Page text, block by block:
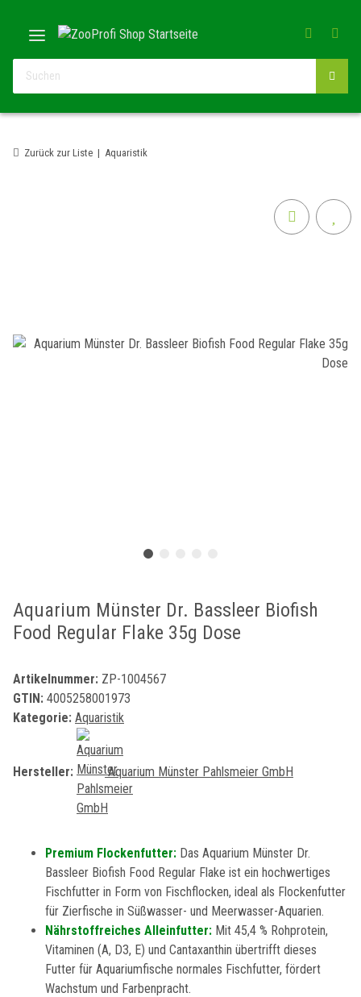
Zurück zur Liste Aquaristik
Aquarium Münster Dr. Bassleer Biofish
Food Regular Flake 35g Dose
Artikelnummer: ZP-1004567
GTIN: 4005258001973
Kategorie: Aquaristik
Hersteller: Aquarium Münster Pahlsmeier GmbH
Premium Flockenfutter: Das Aquarium Münster Dr.
Bassleer Biofish Food Regular Flake ist ein hochwertiges
Fischfutter in Form von Fischflocken, ideal als Flockenfutter
für Zierfische in Süßwasser- und Meerwasser-Aquarien.
Nährstoffreiches Alleinfutter: Mit 45,4 % Rohprotein,
Vitaminen (A, D3, E) und Cantaxanthin übertrifft dieses
Futter für Aquariumfische normales Fischfutter, fördert
Wachstum und Farbenpracht.